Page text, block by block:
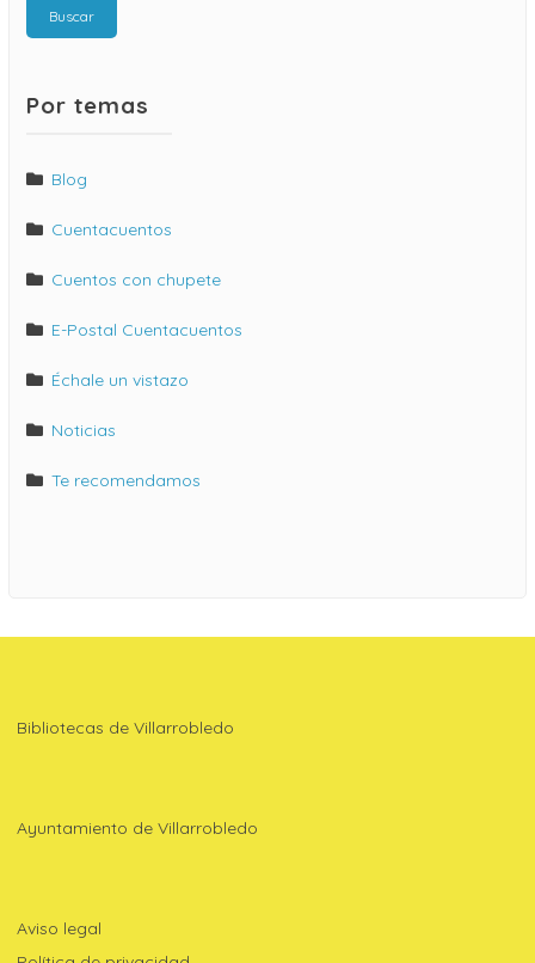
Buscar
Por temas
Blog
Cuentacuentos
Cuentos con chupete
E-Postal Cuentacuentos
Échale un vistazo
Noticias
Te recomendamos
Bibliotecas de Villarrobledo
Ayuntamiento de Villarrobledo
Aviso legal